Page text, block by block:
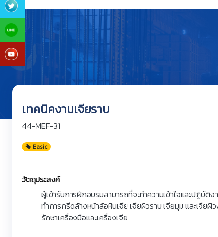
เทคนิคงานเจียราบ
44-MEF-31
Basic
วัตถุประสงค์
ผู้เข้ารับการฝึกอบรมสามารถที่จะทำความเข้าใจและปฏิบัติ
ทำการกรีดล้างหน้าล้อหินเจีย เจียผิวราบ เจียมุม และเจียผิ
รักษาเครื่องมือและเครื่องเจีย